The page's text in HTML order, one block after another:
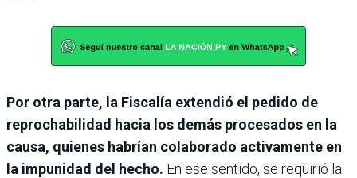
Por otra parte, la Fiscalía extendió el pedido de
reprochabilidad hacia los demás procesados en la
causa, quienes habrían colaborado activamente en
la impunidad del hecho. En ese sentido, se requirió la